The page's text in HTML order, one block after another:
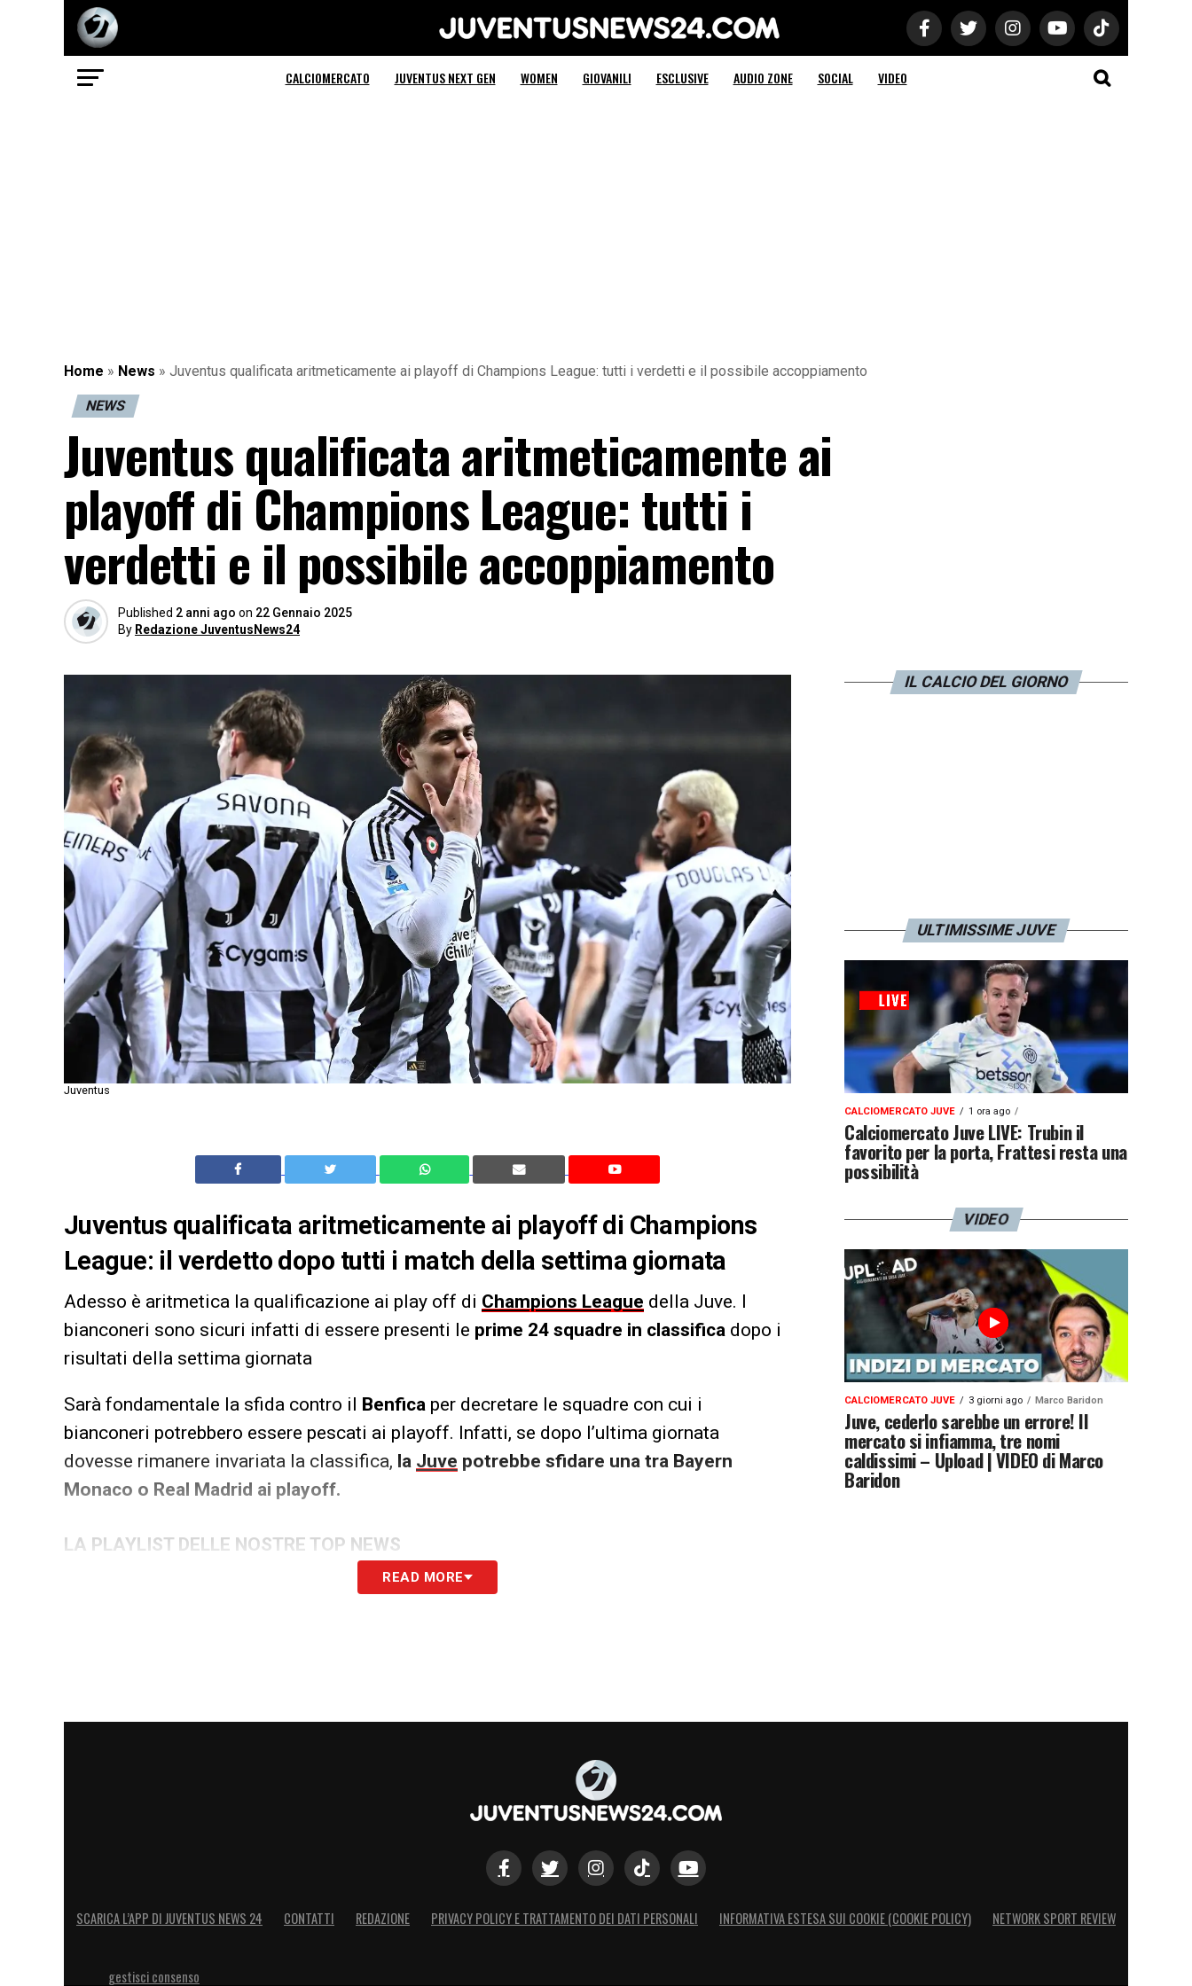
Juventus News 24
CALCIOMERCATO JUVENTUS NEXT GEN WOMEN GIOVANILI ESCLUSIVE AUDIO ZONE SOCIAL VIDEO
Home » News » Juventus qualificata aritmeticamente ai playoff di Champions League: tutti i verdetti e il possibile accoppiamento
NEWS
Juventus qualificata aritmeticamente ai
playoff di Champions League: tutti i
verdetti e il possibile accoppiamento
Published 2 anni ago on 22 Gennaio 2025
By Redazione JuventusNews24
Juventus
Juventus qualificata aritmeticamente ai playoff di Champions
League: il verdetto dopo tutti i match della settima giornata
Adesso è aritmetica la qualificazione ai play off di Champions League della Juve. I
bianconeri sono sicuri infatti di essere presenti le prime 24 squadre in classifica dopo i
risultati della settima giornata
Sarà fondamentale la sfida contro il Benfica per decretare le squadre con cui i
bianconeri potrebbero essere pescati ai playoff. Infatti, se dopo l’ultima giornata
dovesse rimanere invariata la classifica, la Juve potrebbe sfidare una tra Bayern
Monaco o Real Madrid ai playoff.
LA PLAYLIST DELLE NOSTRE TOP NEWS
READ MORE
IL CALCIO DEL GIORNO
ULTIMISSIME JUVE
CALCIOMERCATO JUVE 1 ora ago
Calciomercato Juve LIVE: Trubin il
favorito per la porta, Frattesi resta una
possibilità
VIDEO
CALCIOMERCATO JUVE 3 giorni ago Marco Baridon
Juve, cederlo sarebbe un errore! Il
mercato si infiamma, tre nomi
caldissimi – Upload | VIDEO di Marco
Baridon
SCARICA L’APP DI JUVENTUS NEWS 24 CONTATTI REDAZIONE PRIVACY POLICY E TRATTAMENTO DEI DATI PERSONALI INFORMATIVA ESTESA SUI COOKIE (COOKIE POLICY) NETWORK SPORT REVIEW
gestisci consenso